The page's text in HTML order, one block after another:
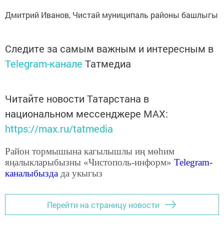
Дмитрий Иванов, Чистай муниципаль районы башлыгы
Следите за самым важным и интересным в
Telegram-канале Татмедиа
Читайте новости Татарстана в
национальном мессенджере MАХ:
https://max.ru/tatmedia
Район тормышына кагылышлы иң мөһим
яңалыкларыбызны «Чистополь-информ» Telegram-
каналыбызда да укыгыз
Перейти на страницу новости